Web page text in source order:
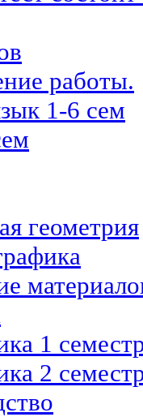
работы.
1-6 сем
геометрия
1
2